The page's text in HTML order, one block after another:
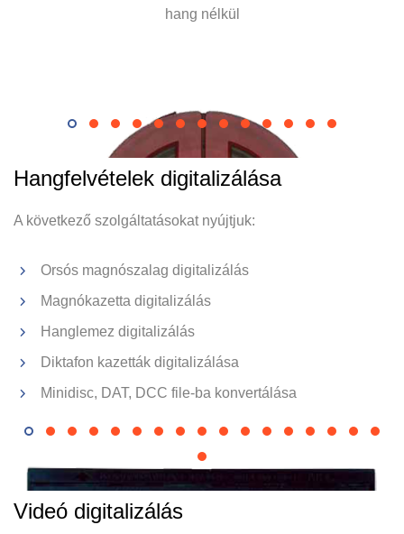
hang nélkül
Orsós magnószalag
Hangfelvételek digitalizálása
A következő szolgáltatásokat nyújtjuk:
Orsós magnószalag digitalizálás
Magnókazetta digitalizálás
Hanglemez digitalizálás
Diktafon kazetták digitalizálása
Minidisc, DAT, DCC file-ba konvertálása
Videó digitalizálás